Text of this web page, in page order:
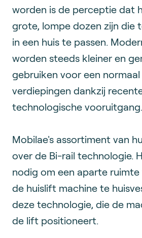
worden is de perceptie dat
grote, lompe dozen zijn die
in een huis te passen.
worden steeds kleiner en
gebruiken voor een
verdiepingen dankzij
technologische vooruitgang.
Mobilae's assortiment van
over de Bi-rail technologie.
nodig om een aparte
de huislift machine te
deze technologie, die de
de lift positioneert.